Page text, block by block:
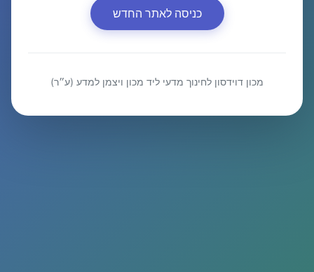
כניסה לאתר החדש
מכון דוידסון לחינוך מדעי ליד מכון ויצמן למדע (ע״ר)